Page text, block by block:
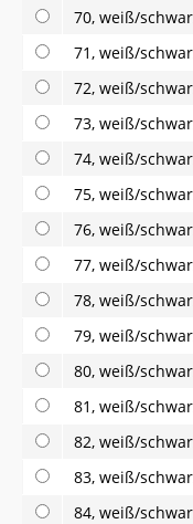
70, weiß/
71, weiß/
72, weiß/
73, weiß/
74, weiß/
75, weiß/
76, weiß/
77, weiß/
78, weiß/
79, weiß/
80, weiß/
81, weiß/
82, weiß/
83, weiß/
84, weiß/